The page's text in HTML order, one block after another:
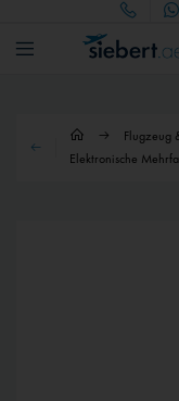
Flugzeug
Elektronische